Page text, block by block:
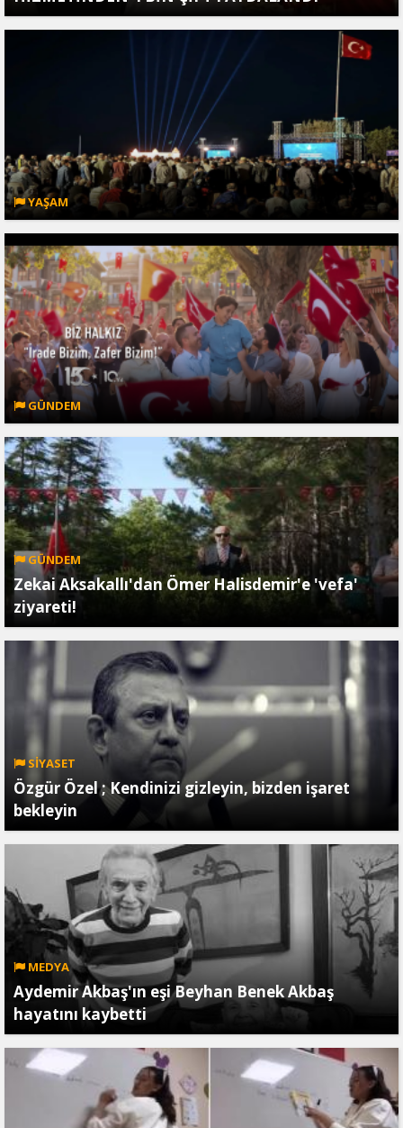
YAŞAM
GÜNDEM
GÜNDEM
Zekai Aksakallı'dan Ömer Halisdemir'e 'vefa'
ziyareti!
SİYASET
Özgür Özel ; Kendinizi gizleyin, bizden işaret
bekleyin
MEDYA
Aydemir Akbaş'ın eşi Beyhan Benek Akbaş
hayatını kaybetti